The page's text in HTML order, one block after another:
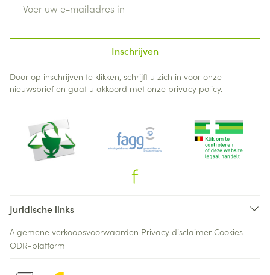
Inschrijven
Door op inschrijven te klikken, schrijft u zich in voor onze
nieuwsbrief en gaat u akkoord met onze privacy policy.
Juridische links
Algemene verkoopsvoorwaarden Privacy disclaimer Cookies
ODR-platform